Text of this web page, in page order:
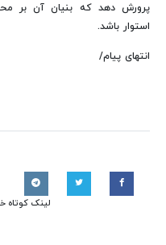
پرورش دهد که بنیان آن بر
استوار باشد.
انتهای پیام/
لینک کوتاه